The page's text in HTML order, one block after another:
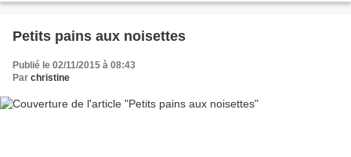
Petits pains aux noisettes
Publié le 02/11/2015 à 08:43
Par christine